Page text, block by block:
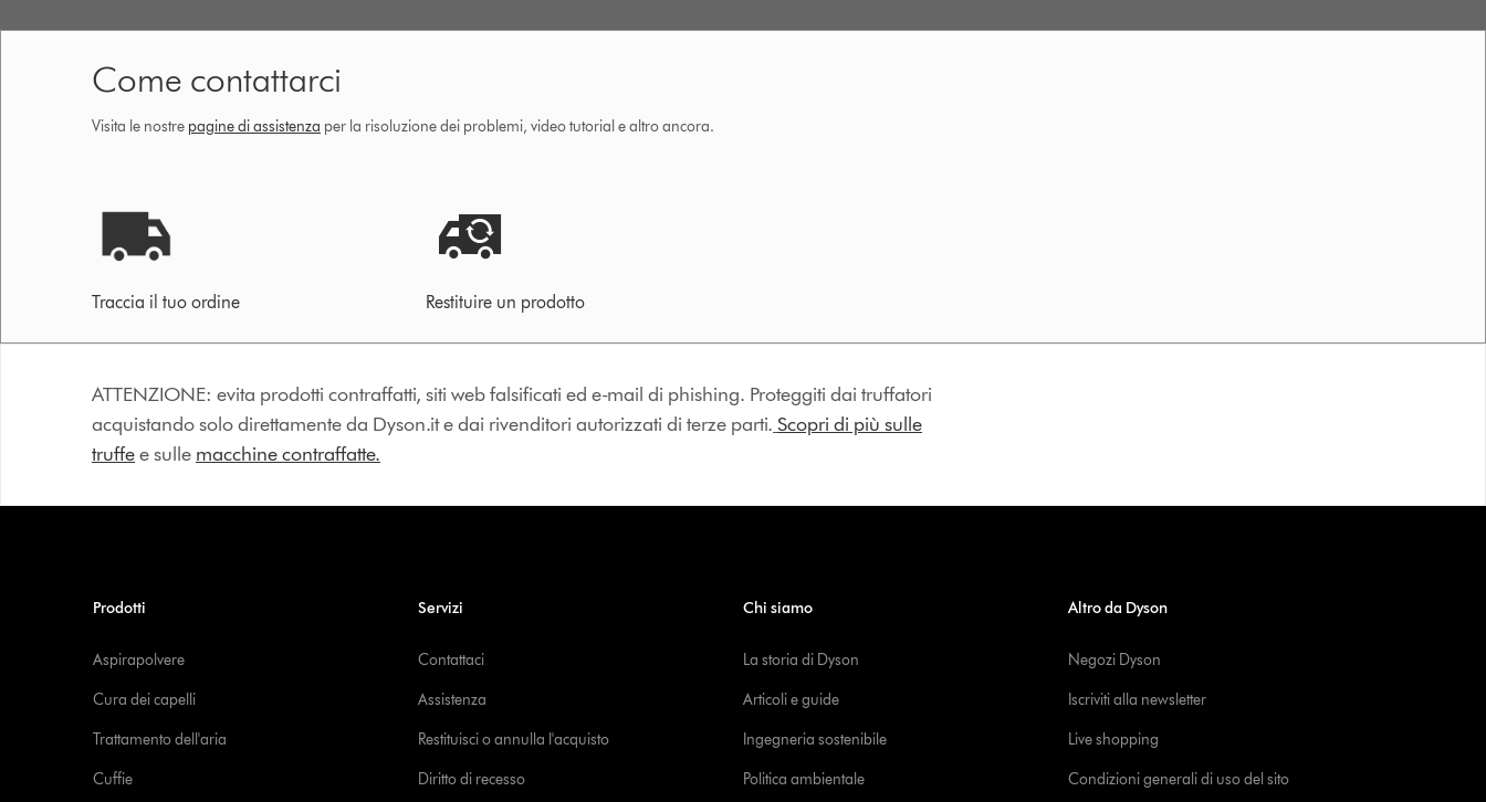
Come contattarci
Visita le nostre pagine di assistenza per la risoluzione dei problemi, video tutorial e altro ancora.
Traccia il tuo ordine Restituire un prodotto
ATTENZIONE: evita prodotti contraffatti, siti web falsificati ed e-mail di phishing. Proteggiti dai truffatori
acquistando solo direttamente da Dyson.it e dai rivenditori autorizzati di terze parti. Scopri di più sulle
truffee sulle macchine contraffatte.
Prodotti
Aspirapolvere
Cura dei capelli
Trattamento dell'aria
Cuffie
Servizi
Contattaci
Assistenza
Restituisci o annulla l'acquisto
Diritto di recesso
Chi siamo
La storia di Dyson
Articoli e guide
Ingegneria sostenibile
Politica ambientale
Altro da Dyson
Negozi Dyson
Iscriviti alla newsletter
Live shopping
Condizioni generali di uso del sito